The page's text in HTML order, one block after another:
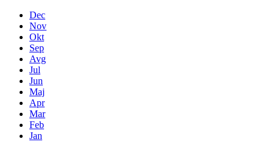
Dec
Nov
Okt
Sep
Avg
Jul
Jun
Maj
Apr
Mar
Feb
Jan